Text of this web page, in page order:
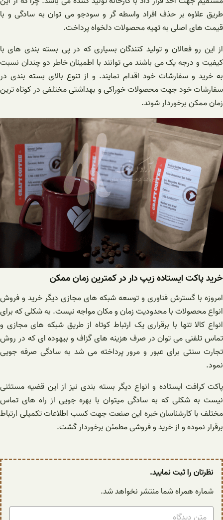
طریق علاوه بر حذف افراد واسطه گر و سودجو می توان به سادگی و با
قیمت های اصلی به تهیه محصولات دلخواه پرداخت.
از این رو فعالان و تولید کنندگان بسیاری که در پی بسته بندی های با
کیفیت و درجه یک می باشند می توانند با اطمینان خاطر دو چندان نسبت
به خرید و سفارشات خود اقدام نمایند. و از تنوع بالای بسته بندی در
سفارشات خود جهت محصولات خوراکی و بهداشتی مختلفی در کوتاه ترین
زمان ممکن برخوردار شوند.
خرید پاکت ایستاده زیپ دار در کمترین زمان ممکن
امروزه با گسترش فناوری و توسعه شبکه های مجازی دیگر خرید و فروش
انواع محصولات با محدودیت زمان و مکان مواجه نیست. به شکلی که برای
انواع کالا تنها با برقراری یک ارتباط کوتاه از طریق شبکه های مجازی و
تماس تلفنی می توان در صرف هزینه های گزاف و بیهوده ای که در روش
تجارت سنتی برای عبور و مرور پرداخته می شد به سادگی صرفه جویی
نمود.
پاکت کرافت ایستاده و انواع دیگر بسته بندی نیز از این قضیه مستثنی
نیست به شکلی که به سادگی میتوان با بهره جویی از راه های تماس
مختلف با کارشناسان خبره این صنعت جهت کسب اطلاعات تکمیلی ارتباط
برقرار نموده و از خرید و فروشی مطمئن برخوردار گشت.
نظرتان را ثبت نمایید.
شماره همراه شما منتشر نخواهد شد.